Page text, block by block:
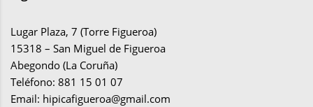
Lugar Plaza, 7 (Torre Figueroa)
15318 – San Miguel de Figueroa
Abegondo (La Coruña)
Teléfono: 881 15 01 07
Email: hipicafigueroa@gmail.com